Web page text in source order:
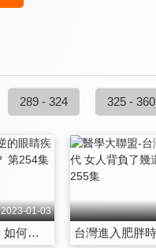
289 - 324 325 - 360
2023-01-03
不可逆的眼睛疾病 如何保養與照護？ 第254集